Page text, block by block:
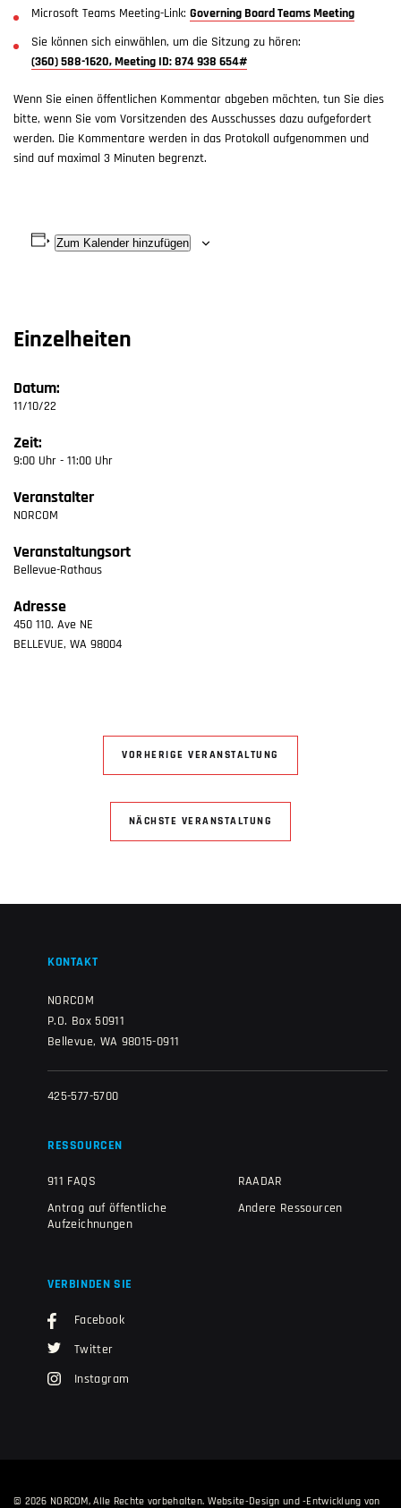
Microsoft Teams Meeting-Link: Governing Board Teams Meeting
Sie können sich einwählen, um die Sitzung zu hören:
(360) 588-1620, Meeting ID: 874 938 654#
Wenn Sie einen öffentlichen Kommentar abgeben möchten, tun Sie dies
bitte, wenn Sie vom Vorsitzenden des Ausschusses dazu aufgefordert
werden. Die Kommentare werden in das Protokoll aufgenommen und
sind auf maximal 3 Minuten begrenzt.
Zum Kalender hinzufügen
Einzelheiten
Datum:
11/10/22
Zeit:
9:00 Uhr - 11:00 Uhr
Veranstalter
NORCOM
Veranstaltungsort
Bellevue-Rathaus
Adresse
450 110. Ave NE
BELLEVUE, WA 98004
VORHERIGE VERANSTALTUNG
NÄCHSTE VERANSTALTUNG
KONTAKT
NORCOM
P.O. Box 50911
Bellevue, WA 98015-0911
425-577-5700
RESSOURCEN
911 FAQS
Antrag auf öffentliche
Aufzeichnungen
RAADAR
Andere Ressourcen
VERBINDEN SIE
Facebook
Twitter
Instagram
© 2026 NORCOM, Alle Rechte vorbehalten. Website-Design und -Entwicklung von